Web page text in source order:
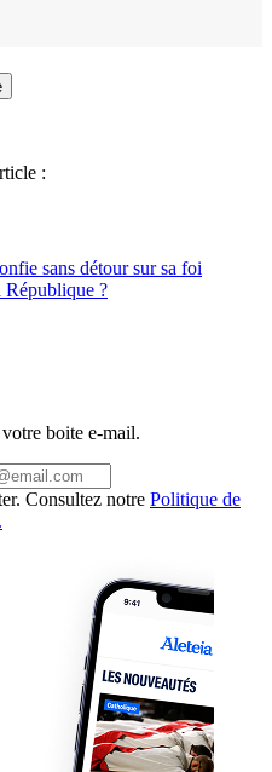
:
sans détour sur sa foi
République ?
boite e-mail.
Consultez notre Politique de